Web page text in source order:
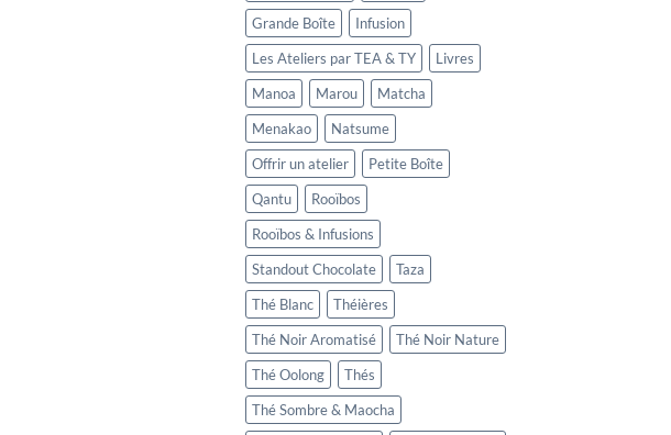
Grande Boîte
Infusion
Les Ateliers par TEA & TY
Livres
Manoa
Marou
Matcha
Menakao
Natsume
Offrir un atelier
Petite Boîte
Qantu
Rooïbos
Rooïbos & Infusions
Standout Chocolate
Taza
Thé Blanc
Théières
Thé Noir Aromatisé
Thé Noir Nature
Thé Oolong
Thés
Thé Sombre & Maocha